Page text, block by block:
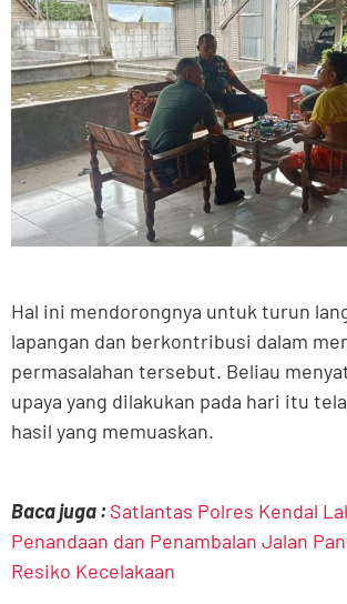
Hal ini mendorongnya untuk turun
lapangan dan berkontribusi dalam
permasalahan tersebut. Beliau
upaya yang dilakukan pada hari itu
hasil yang memuaskan.
Baca juga : Satlantas Polres Kendal
Penandaan dan Penambalan Jalan
Resiko Kecelakaan